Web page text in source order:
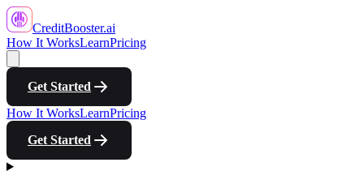
CreditBooster.ai
How It WorksLearnPricing
Get Started
How It WorksLearnPricing
Get Started